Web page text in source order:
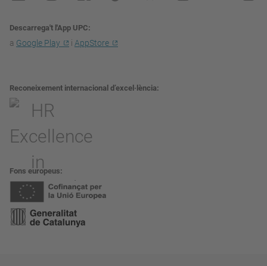
Descarrega't l'App UPC
a Google Play i AppStore
Reconeixement internacional d’excel·lència
Fons europeus